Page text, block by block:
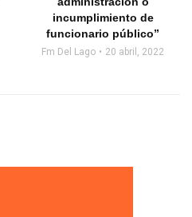
incumplimiento de
funcionario público”
Fm Del Lago 20 abril, 2022